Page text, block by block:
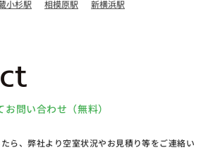
小杉駅 相模原駅 新横浜駅
問い合わせ（無料）
ら、弊社より空室状況やお見積り等をご連絡い